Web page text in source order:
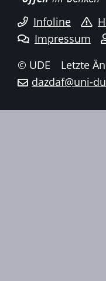
Infoline
Impressum
© UDE
Letzte
dazdaf@uni-